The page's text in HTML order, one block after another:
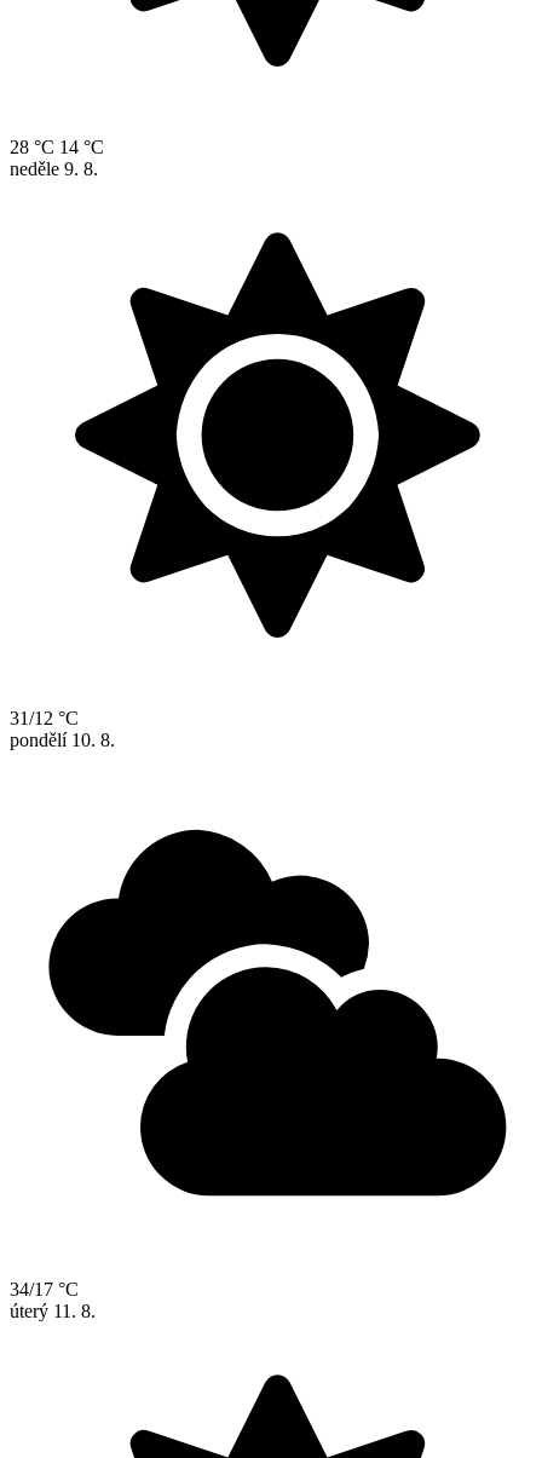
28 °C 14 °C
neděle 9. 8.
31/12 °C
pondělí 10. 8.
34/17 °C
úterý 11. 8.